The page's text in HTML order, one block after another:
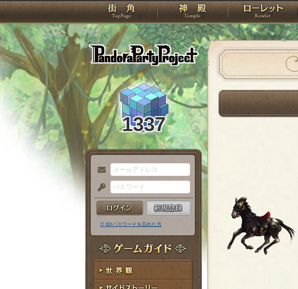
PandoraPartyProject
TOP 神殿
1337
メ
ー
ル
ア
ド
レ
ス
パ
ス
ー
ド
※ ID/パスワードを忘れた方
ゲームガイド
世界観